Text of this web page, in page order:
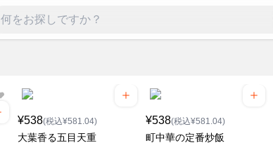
¥538(税込¥581.04)
大葉香る五目天重
¥538(税込¥581.04)
町中華の定番炒飯